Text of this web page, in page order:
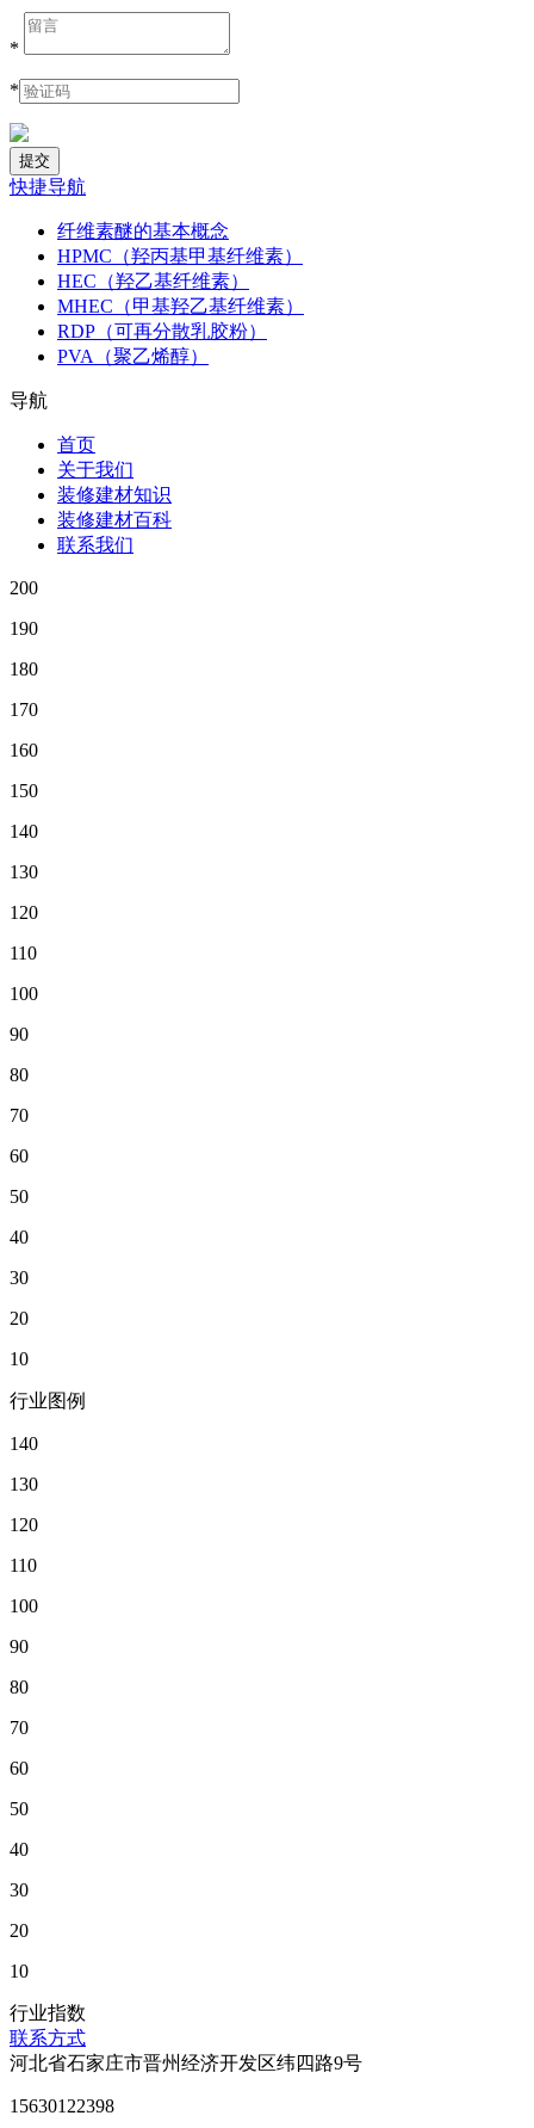
*
*
快捷导航
纤维素醚的基本概念
HPMC（羟丙基甲基纤维素）
HEC（羟乙基纤维素）
MHEC（甲基羟乙基纤维素）
RDP（可再分散乳胶粉）
PVA（聚乙烯醇）
导航
首页
关于我们
装修建材知识
装修建材百科
联系我们
200
190
180
170
160
150
140
130
120
110
100
90
80
70
60
50
40
30
20
10
行业图例
140
130
120
110
100
90
80
70
60
50
40
30
20
10
行业指数
联系方式
河北省石家庄市晋州经济开发区纬四路9号
15630122398